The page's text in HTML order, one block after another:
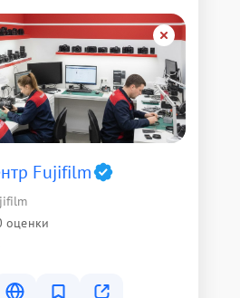
Fujifilm
оценки